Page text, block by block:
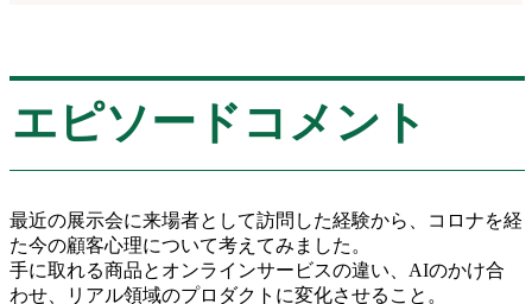
エピソードコメント
最近の展示会に来場者として訪問した経験から、コロナを経
た今の顧客心理について考えてみました。
手に取れる商品とオンラインサービスの違い、AIのかけ合
わせ、リアル領域のプロダクトに変化させること。